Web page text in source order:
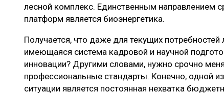
лесной комплекс. Единственным направлением
платформ является биоэнергетика.
Получается, что даже для текущих потребностей
имеющаяся система кадровой и научной
инновации? Другими словами, нужно срочно
профессиональные стандарты. Конечно, одной
ситуации является постоянная нехватка